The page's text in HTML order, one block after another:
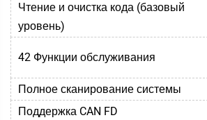
Чтение и очистка кода (базовый
уровень)
42 Функции обслуживания
Полное сканирование системы
Поддержка CAN FD